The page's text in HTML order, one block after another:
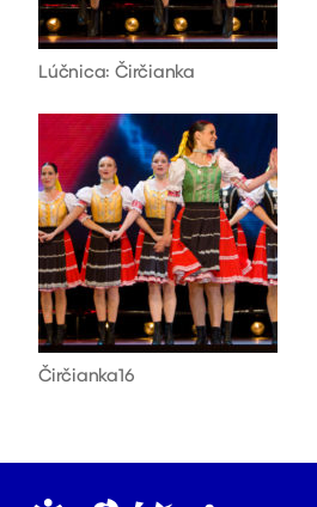
Lúčnica: Čirčianka
Čirčianka16